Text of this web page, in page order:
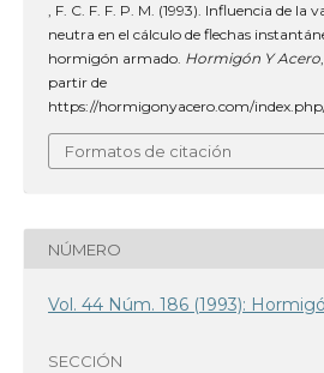
, F. C. F. F. P. M. (1993). Influencia de la
neutra en el cálculo de flechas
hormigón armado. Hormigón Y Acero,
partir de
https://hormigonyacero.com/
Formatos de citación
NÚMERO
Vol. 44 Núm. 186 (1993):
SECCIÓN